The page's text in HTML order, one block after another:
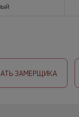
ЗАМЕРЩИКА